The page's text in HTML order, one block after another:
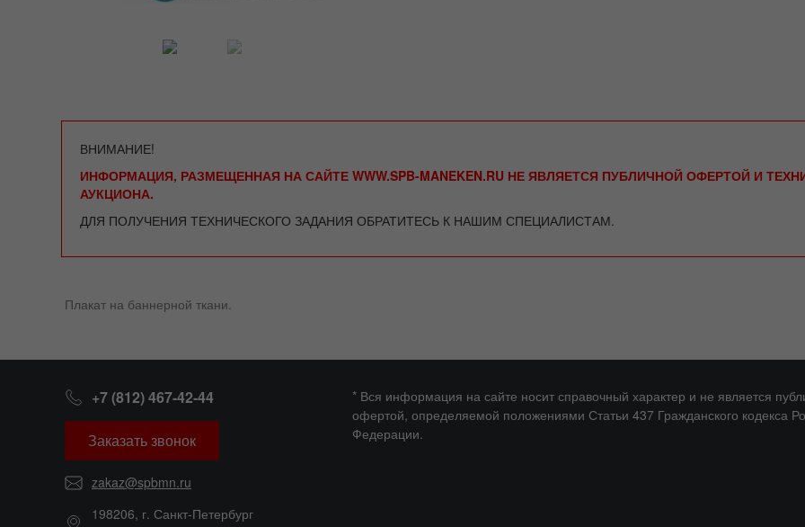
ВНИМАНИЕ!
ИНФОРМАЦИЯ, РАЗМЕЩЕННАЯ НА САЙТЕ WWW.SPB-MANEKEN.RU НЕ ЯВЛЯЕТСЯ ПУБЛИЧНОЙ ОФЕРТОЙ И
АУКЦИОНА.
ДЛЯ ПОЛУЧЕНИЯ ТЕХНИЧЕСКОГО ЗАДАНИЯ ОБРАТИТЕСЬ К НАШИМ СПЕЦИАЛИСТАМ.
Плакат на баннерной ткани.
+7 (812) 467-42-44
Заказать звонок
zakaz@spbmn.ru
198206, г. Санкт-Петербург
* Вся информация на сайте носит справочный характер и не является
офертой, определяемой положениями Статьи 437 Гражданского кодекса
Федерации.